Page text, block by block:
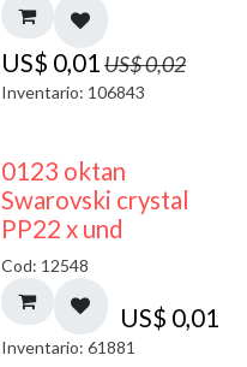
US$ 0,01 US$0,02
Inventario: 106843
0123 oktan
Swarovski crystal
PP22 x und
Cod: 12548
US$ 0,01
Inventario: 61881